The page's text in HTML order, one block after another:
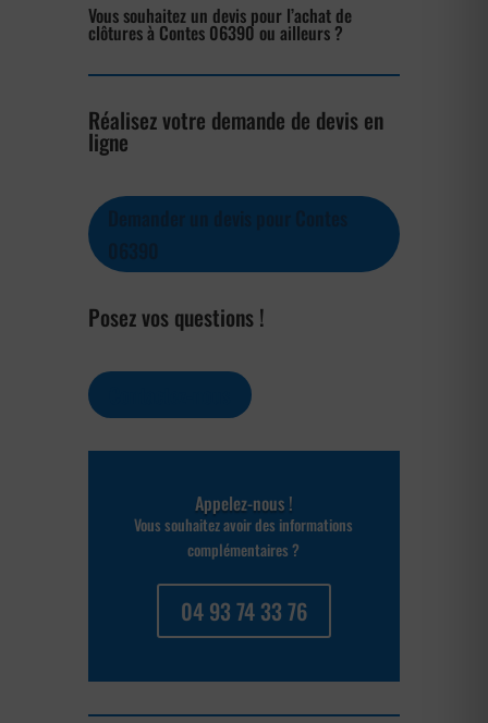
Vous souhaitez un devis pour l’achat de
clôtures à Contes 06390 ou ailleurs ?
Réalisez votre demande de devis en
ligne
Posez vos questions !
Appelez-nous !
Vous souhaitez avoir des informations
complémentaires ?
04 93 74 33 76